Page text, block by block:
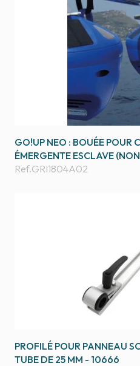
GO!UP NEO : BOUÉE POUR
ÉMERGENTE ESCLAVE
Ref.GRI1804A02
PROFILÉ POUR PANNEAU
TUBE DE 25 MM - 10666